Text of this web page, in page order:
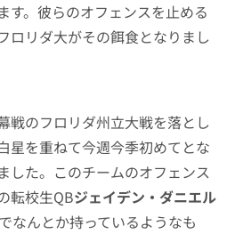
す。彼らのオフェンスを止める
ロリダ大がその餌食となりまし
戦のフロリダ州立大戦を落とし
星を重ねて今週今季初めてとな
した。このチームのオフェンス
転校生QBジェイデン・ダニエル
なんとか持っているようなも